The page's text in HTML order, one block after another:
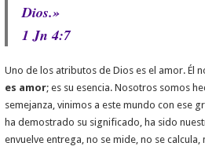
Dios.»
1 Jn 4:7
Uno de los atributos de Dios es el amor. Él
es amor; es su esencia. Nosotros somos
semejanza, vinimos a este mundo con ese
ha demostrado su significado, ha sido
envuelve entrega, no se mide, no se calcula,